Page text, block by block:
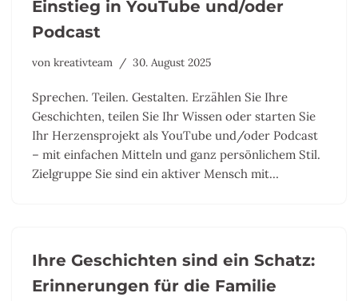
Einstieg in YouTube und/oder
Podcast
von kreativteam 30. August 2025
Sprechen. Teilen. Gestalten. Erzählen Sie Ihre
Geschichten, teilen Sie Ihr Wissen oder starten Sie
Ihr Herzensprojekt als YouTube und/oder Podcast
– mit einfachen Mitteln und ganz persönlichem Stil.
Zielgruppe Sie sind ein aktiver Mensch mit…
Ihre Geschichten sind ein Schatz:
Erinnerungen für die Familie